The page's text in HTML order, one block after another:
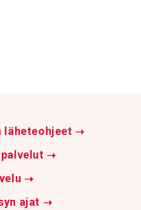
läheteohjeet ➝
➝
➝
ajat ➝